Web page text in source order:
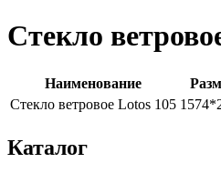
Стекло
Наименование
Стекло ветровое Lotos 105
Каталог